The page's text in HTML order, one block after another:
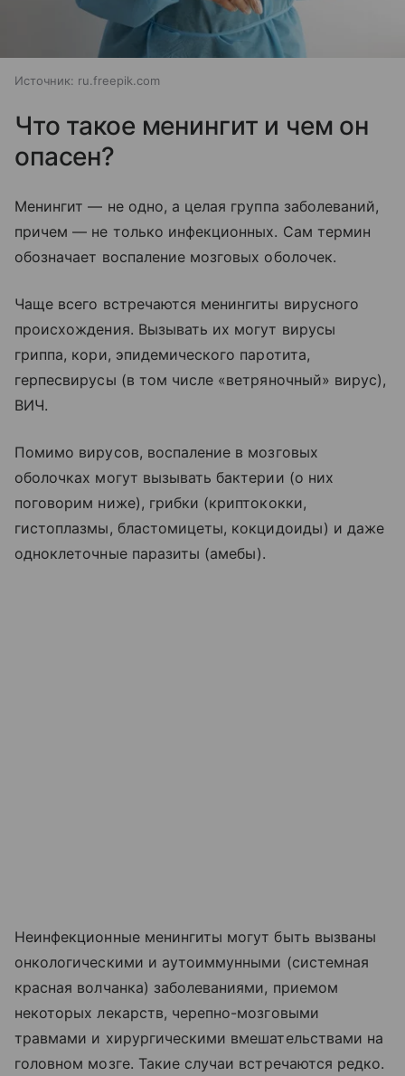
Источник: ru.freepik.com
Что такое менингит и чем он
опасен?
Менингит — не одно, а целая группа заболеваний,
причем — не только инфекционных. Сам термин
обозначает воспаление мозговых оболочек.
Чаще всего встречаются менингиты вирусного
происхождения. Вызывать их могут вирусы
гриппа, кори, эпидемического паротита,
герпесвирусы (в том числе «ветряночный» вирус),
ВИЧ.
Помимо вирусов, воспаление в мозговых
оболочках могут вызывать бактерии (о них
поговорим ниже), грибки (криптококки,
гистоплазмы, бластомицеты, кокцидоиды) и даже
одноклеточные паразиты (амебы).
Неинфекционные менингиты могут быть вызваны
онкологическими и аутоиммунными (системная
красная волчанка) заболеваниями, приемом
некоторых лекарств, черепно-мозговыми
травмами и хирургическими вмешательствами на
головном мозге. Такие случаи встречаются редко.